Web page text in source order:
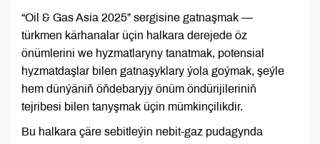
“Oil & Gas Asia 2025” sergisine gatnaşmak —
türkmen kärhanalar üçin halkara derejede öz
önümlerini we hyzmatlaryny tanatmak, potensial
hyzmatdaşlar bilen gatnaşyklary ýola goýmak, şeýle
hem dünýäniň öňdebaryjy önüm öndürijileriniň
tejribesi bilen tanyşmak üçin mümkinçilikdir.
Bu halkara çäre sebitleýin nebit-gaz pudagynda